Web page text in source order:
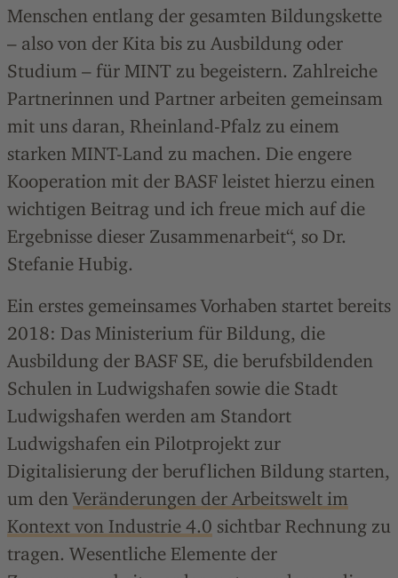
Menschen entlang der gesamten Bildungskette
– also von der Kita bis zu Ausbildung oder
Studium – für MINT zu begeistern. Zahlreiche
Partnerinnen und Partner arbeiten gemeinsam
mit uns daran, Rheinland-Pfalz zu einem
starken MINT-Land zu machen. Die engere
Kooperation mit der BASF leistet hierzu einen
wichtigen Beitrag und ich freue mich auf die
Ergebnisse dieser Zusammenarbeit“, so Dr.
Stefanie Hubig.
Ein erstes gemeinsames Vorhaben startet bereits
2018: Das Ministerium für Bildung, die
Ausbildung der BASF SE, die berufsbildenden
Schulen in Ludwigshafen sowie die Stadt
Ludwigshafen werden am Standort
Ludwigshafen ein Pilotprojekt zur
Digitalisierung der beruflichen Bildung starten,
um denVeränderungen der Arbeitswelt im
Kontext von Industrie 4.0 sichtbar Rechnung zu
tragen. Wesentliche Elemente der